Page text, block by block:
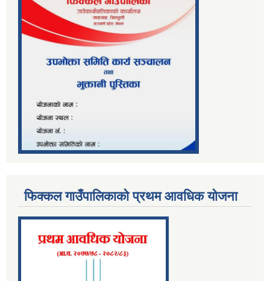
फिक्कल गाउँपालिकाको प्रथम आवधिक योजना